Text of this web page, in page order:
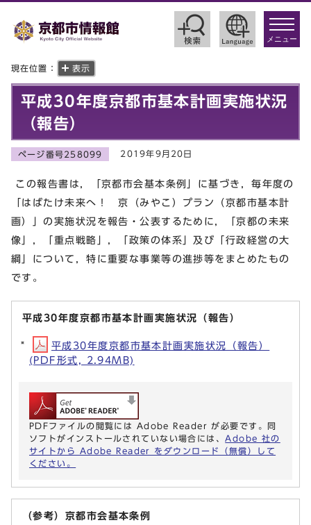
toggle
メニュー
現在位置： 表示
平成30年度京都市基本計画実施状況
（報告）
ページ番号258099 2019年9月20日
この報告書は，「京都市会基本条例」に基づき，毎年度の
「はばたけ未来へ！ 京（みやこ）プラン（京都市基本計
画）」の実施状況を報告・公表するために，「京都の未来
像」，「重点戦略」，「政策の体系」及び「行政経営の大
綱」について，特に重要な事業等の進捗等をまとめたもの
です。
平成30年度京都市基本計画実施状況（報告）
平成30年度京都市基本計画実施状況（報告）
(PDF形式, 2.94MB)
PDFファイルの閲覧には Adobe Reader が必要です。同
ソフトがインストールされていない場合には、 Adobe 社の
サイトから Adobe Reader をダウンロード（無償）して
ください。
（参考）京都市会基本条例